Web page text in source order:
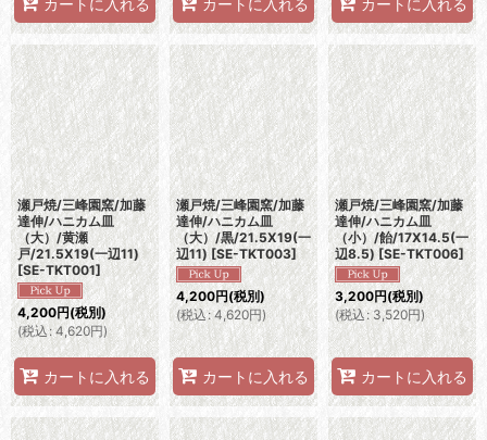
瀬戸焼/三峰園窯/加藤
達伸/ハニカム皿
（大）/黄瀬
戸/21.5X19(一辺11)
[SE-TKT001]
4,200円(税別)
(税込 : 4,620円)
カートに入れる
瀬戸焼/三峰園窯/加藤
達伸/ハニカム皿
（大）/黒/21.5X19(一
辺11) [SE-TKT003]
4,200円(税別)
(税込: 4,620円)
カートに入れる
瀬戸焼/三峰園窯/加藤
達伸/ハニカム皿
（小）/飴/17X14.5(一
辺8.5) [SE-TKT006]
3,200円(税別)
(税込: 3,520円)
カートに入れる